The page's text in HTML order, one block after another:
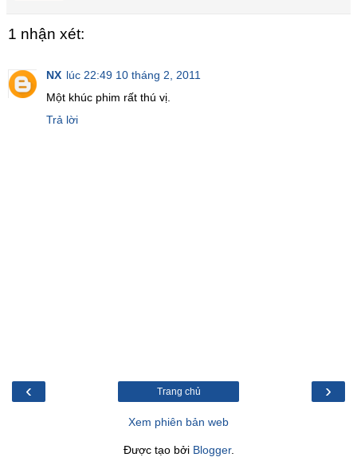
1 nhận xét:
NX lúc 22:49 10 tháng 2, 2011
Một khúc phim rất thú vị.
Trả lời
‹ ›
Trang chủ
Xem phiên bản web
Được tạo bởi Blogger.